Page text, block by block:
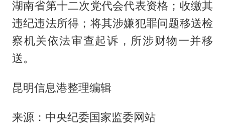
湖南省第十二次党代会代表资格；收缴其
违纪违法所得；将其涉嫌犯罪问题移送检
察机关依法审查起诉，所涉财物一并移
送。
昆明信息港整理编辑
来源：中央纪委国家监委网站